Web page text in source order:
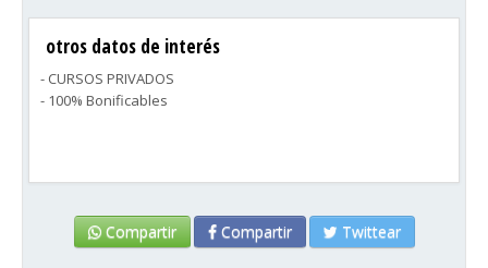
--- IDIOMAS
Inglés nivel Básico
otros datos de interés
- CURSOS PRIVADOS
- 100% Bonificables
Compartir Compartir Twittear